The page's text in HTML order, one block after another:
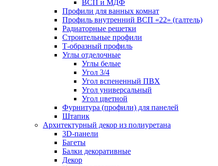
ВСП и МДФ
Профили для ванных комнат
Профиль внутренний ВСП «22» (галтель)
Радиаторные решетки
Строительные профили
Т-образный профиль
Углы отделочные
Углы белые
Угол 3/4
Угол вспененный ПВХ
Угол универсальный
Угол цветной
Фурнитура (профили) для панелей
Штапик
Архитектурный декор из полиуретана
3D-панели
Багеты
Балки декоративные
Декор